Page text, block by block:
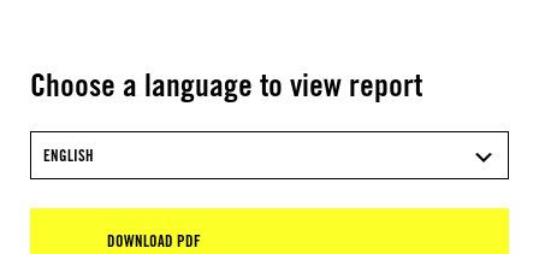
Choose a language to view report
ENGLISH
DOWNLOAD PDF